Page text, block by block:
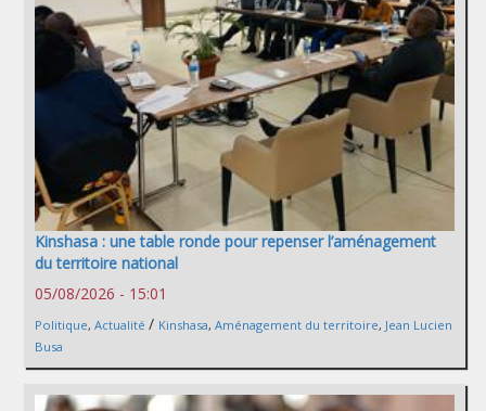
Kinshasa : une table ronde pour repenser l’aménagement
du territoire national
05/08/2026 - 15:01
Politique, Actualité / Kinshasa, Aménagement du territoire, Jean Lucien
Busa